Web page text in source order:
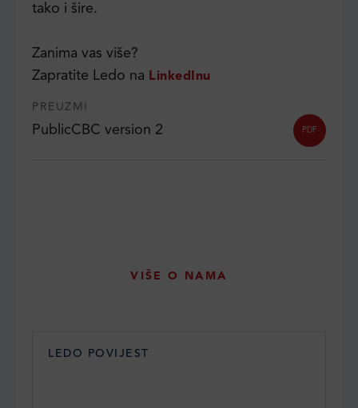
tako i šire.
Zanima vas više?
Zapratite Ledo na
LinkedInu
PREUZMI
PublicCBC version 2 PDF
VIŠE O NAMA
LEDO POVIJEST